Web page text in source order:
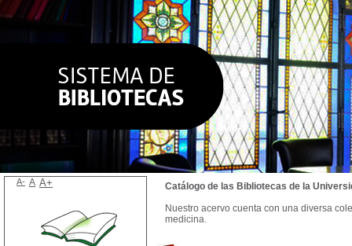
Catálogo de las Bibliotecas de la
Nuestro acervo cuenta con una diversa
medicina.
A- A A+